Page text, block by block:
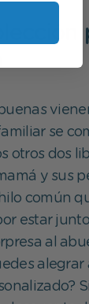
se
otros dos
y sus
común
estar
al